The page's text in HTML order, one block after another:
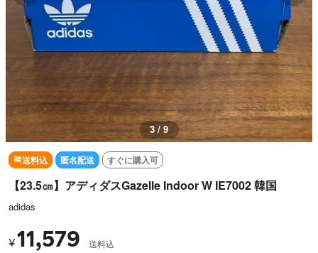
3 / 9
送料込 匿名配送 すぐに購入可
【23.5㎝】アディダスGazelle Indoor W IE7002 韓国
adidas
¥11,579 送料込